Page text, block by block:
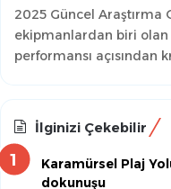
2025 Güncel
ekipmanlardan biri
performansı açısından
İlginizi Çekebilir
Karamürsel Plaj
dokunuşu